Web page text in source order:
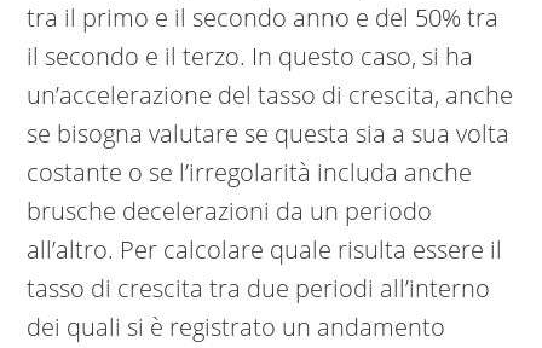
tra il primo e il secondo anno e del 50% tra
il secondo e il terzo. In questo caso, si ha
un’accelerazione del tasso di crescita, anche
se bisogna valutare se questa sia a sua volta
costante o se l’irregolarità includa anche
brusche decelerazioni da un periodo
all’altro. Per calcolare quale risulta essere il
tasso di crescita tra due periodi all’interno
dei quali si è registrato un andamento